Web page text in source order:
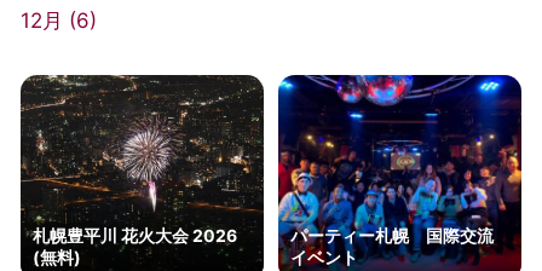
12月 (6)
札幌豊平川 花火大会 2026
(無料)
パーティー札幌 国際交流
イベント